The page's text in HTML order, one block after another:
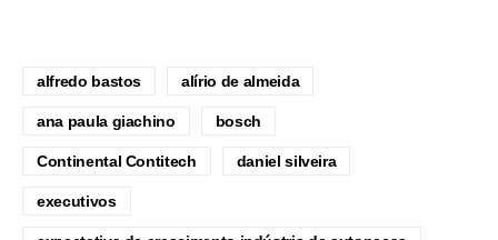
alfredo bastos alírio de almeida
ana paula giachino bosch
Continental Contitech daniel silveira
executivos